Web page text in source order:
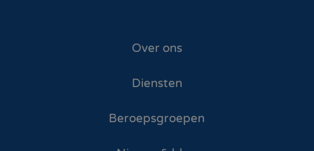
Over ons
Diensten
Beroepsgroepen